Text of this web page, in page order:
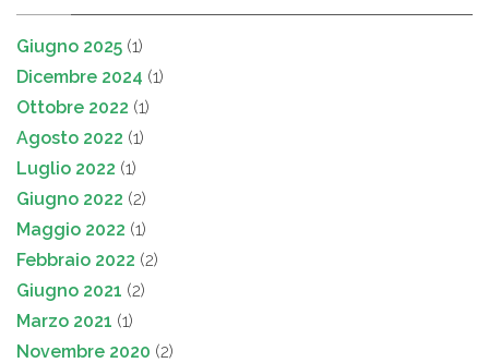
Giugno 2025 (1)
Dicembre 2024 (1)
Ottobre 2022 (1)
Agosto 2022 (1)
Luglio 2022 (1)
Giugno 2022 (2)
Maggio 2022 (1)
Febbraio 2022 (2)
Giugno 2021 (2)
Marzo 2021 (1)
Novembre 2020 (2)